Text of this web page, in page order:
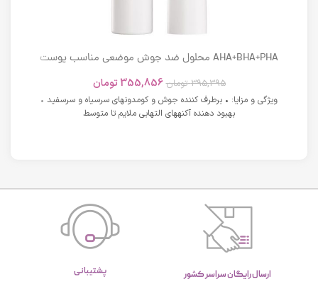
AHA+BHA+PHA محلول ضد جوش موضعی مناسب پوست
395,395 تومان 355,856 تومان
ویژگی و مزایا: • برطرف کننده جوش و کومدونهای سرسیاه و سرسفید •
بهبود دهنده آکنههای التهابی ملایم تا متوسط
ارسال رایگان سراسر کشور پشتیبانی